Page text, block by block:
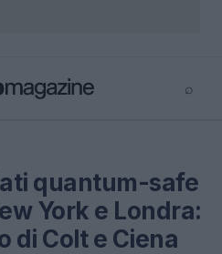
⌕
quantum-safe
York e Londra:
di Colt e Ciena